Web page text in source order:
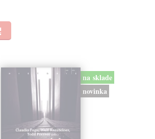
na sklade
novinka